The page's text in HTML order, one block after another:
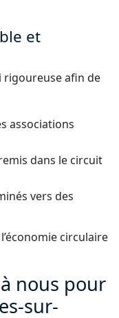
et
afin de
associations
dans le circuit
vers des
circulaire
nous pour
sur-